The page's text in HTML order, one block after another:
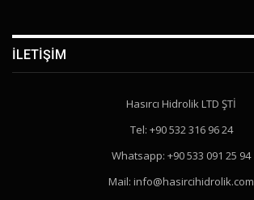
İLETIŞIM
Hasırcı Hidrolik LTD ŞTİ
Tel: +90 532 316 96 24
Whatsapp: +90 533 091 25 94
Mail: info@hasircihidrolik.com